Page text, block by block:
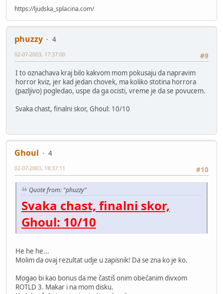
https://ljudska_splacina.com/
phuzzy
4
#9
02-07-2003, 17:37:00
I to oznachava kraj bilo kakvom mom pokusaju da napravim
horror kviz, jer kad jedan chovek, ma koliko stotina horrora
(pazljivo) pogledao, uspe da ga ocisti, vreme je da se povucem.
Svaka chast, finalni skor, Ghoul: 10/10
Ghoul
4
#10
02-07-2003, 18:37:11
Quote from: "phuzzy"
Svaka chast, finalni skor,
Ghoul: 10/10
He he he...
Molim da ovaj rezultat udje u zapisnik! Da se zna ko je ko.
Mogao bi kao bonus da me častiš onim obećanim divxom
ROTLD 3. Makar i na mom disku.